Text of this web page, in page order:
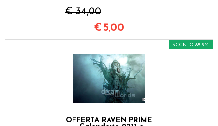
€ 34,00
€ 5,00
OFFERTA RAVEN PRIME
SCONTO 85.3%